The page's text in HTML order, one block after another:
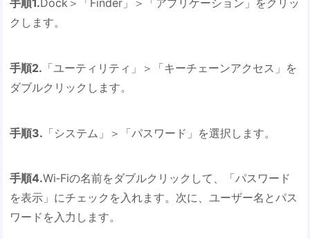
手順1.Dock＞「Finder」＞「アプリケーション」をクリッ
クします。
手順2. 「ユーティリティ」＞「キーチェーンアクセス」を
ダブルクリックします。
手順3. 「システム」＞「パスワード」を選択します。
手順4.Wi‐Fiの名前をダブルクリックして、「パスワード
を表示」にチェックを入れます。次に、ユーザー名とパス
ワードを入力します。